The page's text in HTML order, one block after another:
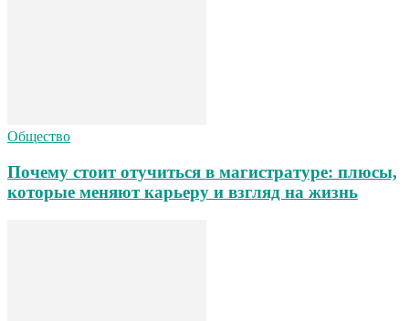
Общество
Почему стоит отучиться в магистратуре: плюсы,
которые меняют карьеру и взгляд на жизнь